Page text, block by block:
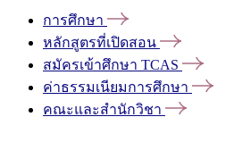
การศึกษา
หลักสูตรที่เปิดสอน
สมัครเข้าศึกษา TCAS
ค่าธรรมเนียมการศึกษา
คณะและสำนักวิชา